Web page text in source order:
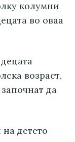
колумни
во оваа
возраст,
да
детето